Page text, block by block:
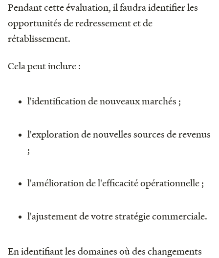
Pendant cette évaluation, il faudra identifier les
opportunités de redressement et de
rétablissement.
Cela peut inclure :
l'identification de nouveaux marchés ;
l'exploration de nouvelles sources de revenus
;
l'amélioration de l'efficacité opérationnelle ;
l'ajustement de votre stratégie commerciale.
En identifiant les domaines où des changements